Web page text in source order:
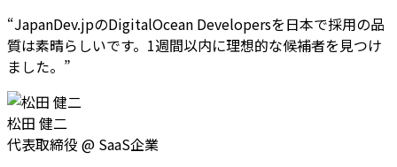
“JapanDev.jpのDigitalOcean Developersを日本で採用の品
質は素晴らしいです。1週間以内に理想的な候補者を見つけ
ました。 ”
松田 健二
代表取締役 @ SaaS企業